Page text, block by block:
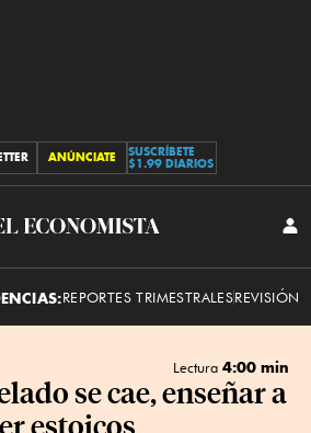
ANÚNCIATE
SUSCRÍBETE
$1.99 DIARIOS
El
REPORTES TRIMESTRALESREVISIÓN
Lectura 4:00 min
se cae, enseñar a
estoicos